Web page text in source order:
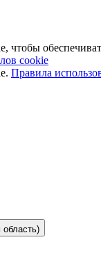
cookie
Правила
область)